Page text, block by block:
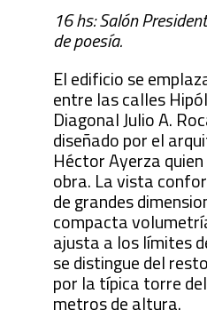
16 hs: Salón
de poesía.
El edificio se
entre las calles
Diagonal Julio A.
diseñado por el
Héctor Ayerza
obra. La vista
de grandes
compacta
ajusta a los límites
se distingue del
por la típica torre
metros de altura.